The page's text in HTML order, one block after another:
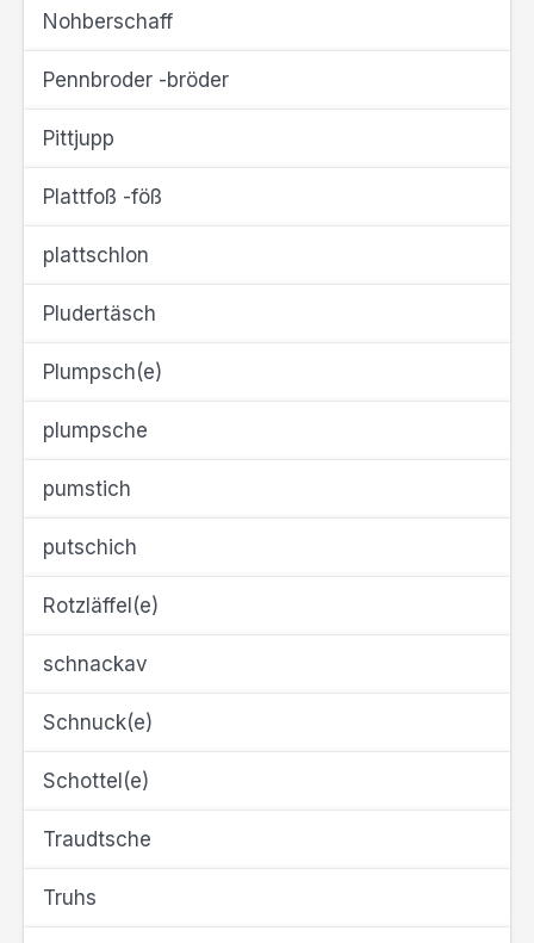
Nohberschaff
Pennbroder -bröder
Pittjupp
Plattfoß -föß
plattschlon
Pludertäsch
Plumpsch(e)
plumpsche
pumstich
putschich
Rotzläffel(e)
schnackav
Schnuck(e)
Schottel(e)
Traudtsche
Truhs